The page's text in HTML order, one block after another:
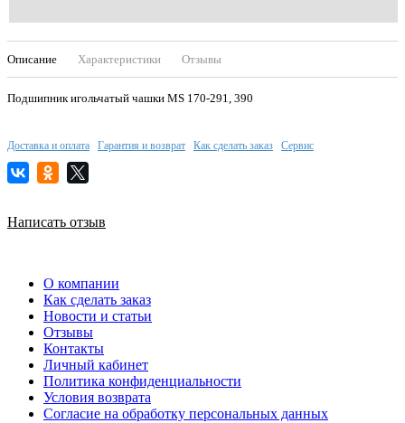
Описание Характеристики Отзывы
Подшипник игольчатый чашки MS 170-291, 390
Доставка и оплата Гарантия и возврат Как сделать заказ Сервис
Написать отзыв
О компании
Как сделать заказ
Новости и статьи
Отзывы
Контакты
Личный кабинет
Политика конфиденциальности
Условия возврата
Согласие на обработку персональных данных